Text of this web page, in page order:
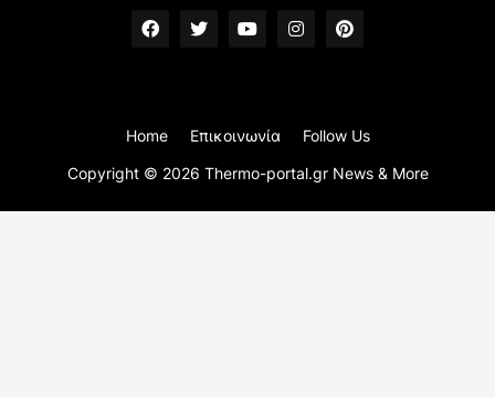
Copyright © 2026 Thermo-portal.gr News & More
Home Επικοινωνία Follow Us